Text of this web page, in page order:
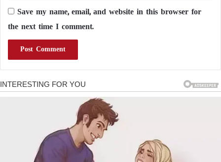
Save my name, email, and website in this browser for
the next time I comment.